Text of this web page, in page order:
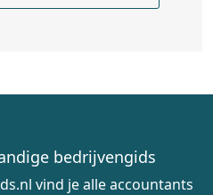
bedrijvengids
vind je alle accountants